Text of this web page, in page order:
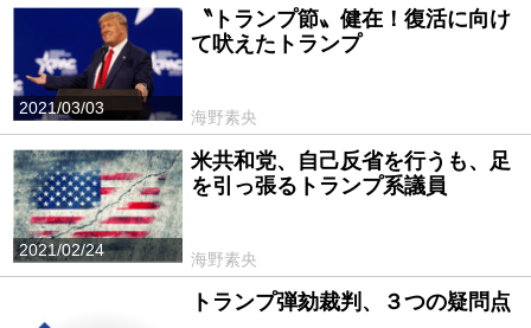
2021/03/03
〝トランプ節〟健在！復活に向け
て吠えたトランプ
海野素央
2021/02/24
米共和党、自己反省を行うも、足
を引っ張るトランプ系議員
海野素央
トランプ弾劾裁判、３つの疑問点